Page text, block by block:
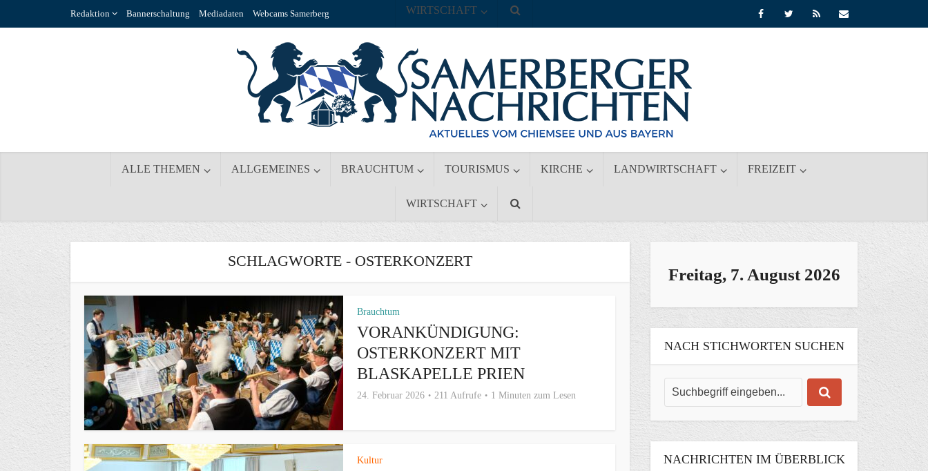
Redaktion Bannerschaltung Mediadaten Webcams Samerberg
ALLE THEMEN ALLGEMEINES BRAUCHTUM TOURISMUS KIRCHE LANDWIRTSCHAFT FREIZEIT
WIRTSCHAFT
WIRTSCHAFT
SCHLAGWORTE - OSTERKONZERT
Brauchtum
VORANKÜNDIGUNG:
OSTERKONZERT MIT
BLASKAPELLE PRIEN
24. Februar 2026 211 Aufrufe 1 Minuten zum Lesen
Kultur
Freitag, 7. August 2026
NACH STICHWORTEN SUCHEN
NACHRICHTEN IM ÜBERBLICK